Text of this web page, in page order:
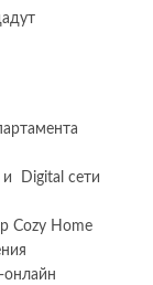
и Digital сети
Cozy Home
онлайн